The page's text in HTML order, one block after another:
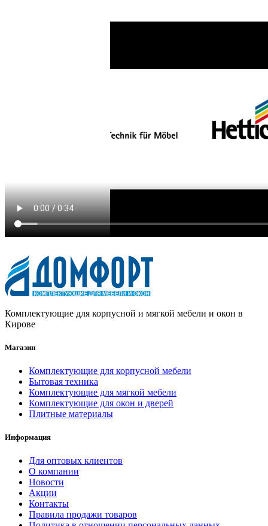
Комплектующие для корпусной и мягкой мебели и окон в
Кирове
Магазин
Комплектующие для корпусной мебели
Бытовая техника
Комплектующие для мягкой мебели
Комплектующие для окон и дверей
Плитные материалы
Информация
Для оптовых клиентов
О компании
Новости
Акции
Контакты
Правила продажи товаров